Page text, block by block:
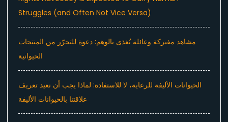
Struggles (and Often Not Vice Versa)
مشاهد مفبركة وعائلة تُغذى بالوهم: دعوة للتحرّر من المنتجات
الحيوانية
الحيوانات الأليفة للرعاية، لا للاستفادة: لماذا يجب أن نعيد تعريف
علاقتنا بالحيوانات الأليفة